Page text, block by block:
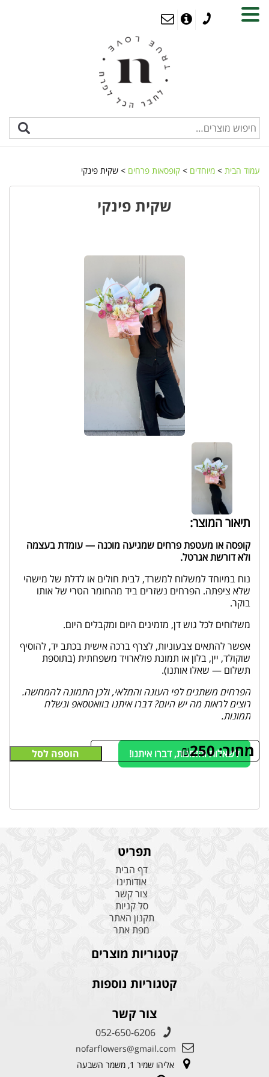
עמוד הבית > מיוחדים > קופסאות פרחים > שקית פינקי
שקית פינקי
תיאור המוצר:
קופסה או מעטפת פרחים שמגיעה מוכנה — עומדת בעצמה
ולא דורשת אגרטל.
נוח במיוחד למשלוח למשרד, לבית חולים או לדלת של מישהי
שלא ציפתה. הפרחים נשזרים ביד מהחומר הטרי של אותו
בוקר.
משלוחים לכל גוש דן, מזמינים היום ומקבלים היום.
אפשר להתאים צבעוניות, לצרף ברכה אישית בכתב יד, להוסיף
שוקולד, יין, בלון או תמונת פולארויד משפחתית (בתוספת
תשלום — שאלו אותנו).
הפרחים משתנים לפי העונה והמלאי, ולכן התמונה להמחשה.
רוצים לראות מה יש היום? דברו איתנו בוואטסאפ ונשלח
תמונות.
מחיר: ₪250 הוספה לסל לשאלות והזמנות, דברו איתנו!
תפריט
דף הבית
אודותינו
צור קשר
סל קניות
תקנון האתר
מפת אתר
קטגוריות מוצרים
קטגוריות נוספות
צור קשר
052-650-6206
nofarflowers@gmail.com
אליהו שמיר 1, משמר השבעה